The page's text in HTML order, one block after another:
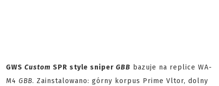
GWS Custom SPR style sniper GBB bazuje na replice WA-
M4 GBB. Zainstalowano: górny korpus Prime Vltor, dolny